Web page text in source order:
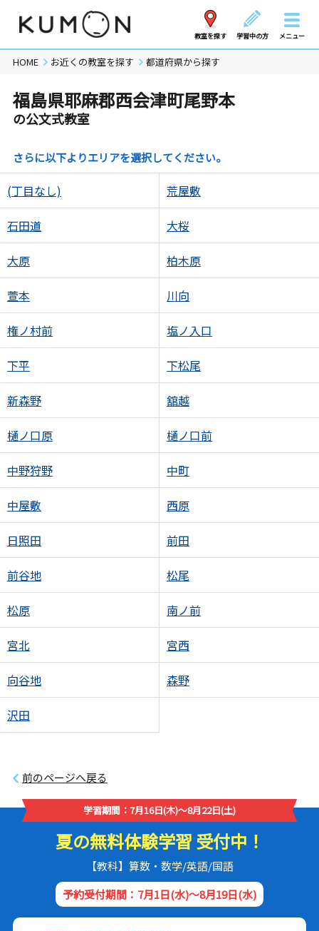
教室を探す 学習中の方 メニュー
HOME お近くの教室を探す 都道府県から探す
福島県耶麻郡西会津町尾野本
の公文式教室
さらに以下よりエリアを選択してください。
(丁目なし) 荒屋敷
石田道 大桜
大原 柏木原
萱本 川向
権ノ村前 塩ノ入口
下平 下松尾
新森野 舘越
樋ノ口原 樋ノ口前
中野狩野 中町
中屋敷 西原
日照田 前田
前谷地 松尾
松原 南ノ前
宮北 宮西
向谷地 森野
沢田
前のページへ戻る
学習期間：7月16日(木)～8月22日(土)
夏の無料体験学習 受付中！
【教科】算数・数学/英語/国語
予約受付期間：7月1日(水)～8月19日(水)